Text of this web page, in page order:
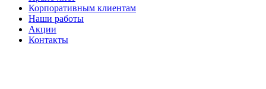
Корпоративным клиентам
Наши работы
Акции
Контакты